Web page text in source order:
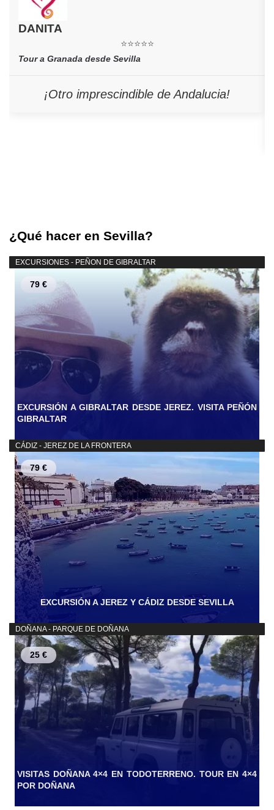
DANITA
⭐⭐⭐⭐⭐
Tour a Granada desde Sevilla
¡Otro imprescindible de Andalucia!
¿Qué hacer en Sevilla?
EXCURSIONES - PEÑON DE GIBRALTAR
79 €
EXCURSIÓN A GIBRALTAR DESDE JEREZ. VISITA PEÑÓN
GIBRALTAR
CÁDIZ - JEREZ DE LA FRONTERA
79 €
EXCURSIÓN A JEREZ Y CÁDIZ DESDE SEVILLA
DOÑANA - PARQUE DE DOÑANA
25 €
VISITAS DOÑANA 4×4 EN TODOTERRENO. TOUR EN 4×4
POR DOÑANA